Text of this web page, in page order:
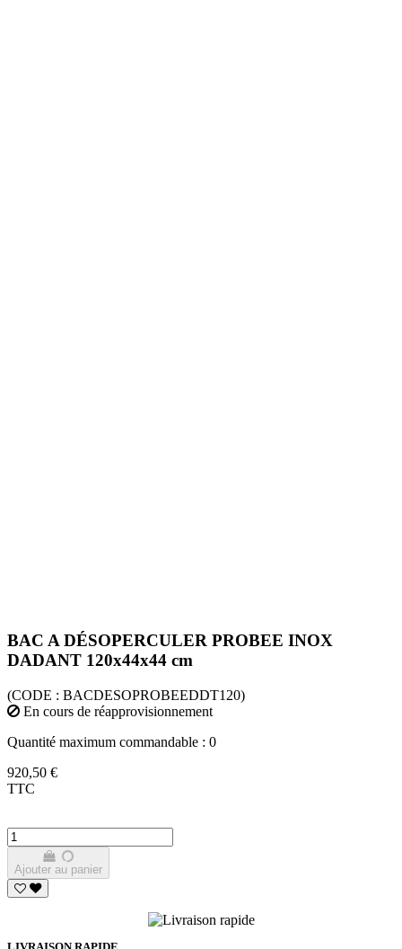
BAC A DÉSOPERCULER PROBEE INOX
DADANT 120x44x44 cm
(CODE : BACDESOPROBEEDDT120)
En cours de réapprovisionnement
Quantité maximum commandable : 0
920,50 €
TTC
Ajouter au panier